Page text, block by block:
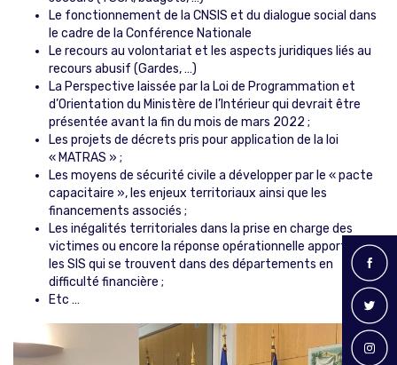
Le fonctionnement de la CNSIS et du dialogue social dans
le cadre de la Conférence Nationale
Le recours au volontariat et les aspects juridiques liés au
recours abusif (Gardes, …)
La Perspective laissée par la Loi de Programmation et
d’Orientation du Ministère de l’Intérieur qui devrait être
présentée avant la fin du mois de mars 2022 ;
Les projets de décrets pris pour application de la loi
« MATRAS » ;
Les moyens de sécurité civile a développer par le « pacte
capacitaire », les enjeux territoriaux ainsi que les
financements associés ;
Les inégalités territoriales dans la prise en charge des
victimes ou encore la réponse opérationnelle apportée par
les SIS qui se trouvent dans des départements en
difficulté financière ;
Etc …